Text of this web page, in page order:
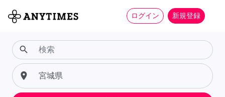
ログイン 新規登録
search
place